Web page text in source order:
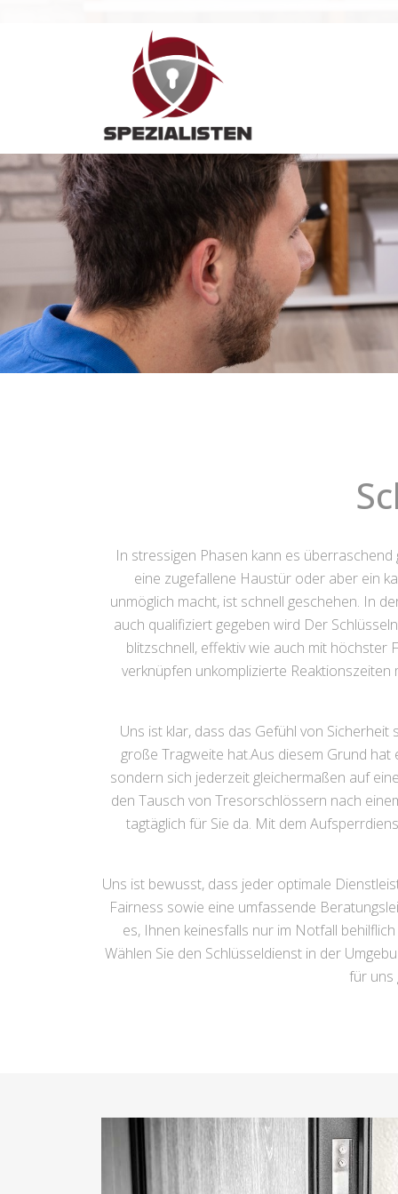
Hauptnavigation
In stressigen Phasen kann es
eine zugefallene Haustür oder aber ein
unmöglich macht, ist schnell geschehen. In
auch qualifiziert gegeben wird Der
blitzschnell, effektiv wie auch mit
verknüpfen unkomplizierte
Uns ist klar, dass das Gefühl von
große Tragweite hat.Aus diesem Grund
sondern sich jederzeit gleichermaßen auf
den Tausch von Tresorschlössern nach
tagtäglich für Sie da. Mit dem
Uns ist bewusst, dass jeder optimale
Fairness sowie eine umfassende
es, Ihnen keinesfalls nur im Notfall
Wählen Sie den Schlüsseldienst in der
für uns